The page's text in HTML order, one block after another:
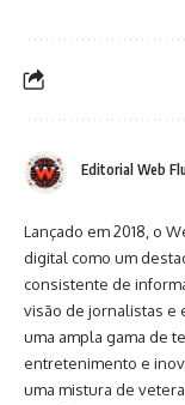
Editorial Web
Lançado em 2018, o
digital como um
consistente de
visão de jornalistas e
uma ampla gama de
entretenimento e
uma mistura de